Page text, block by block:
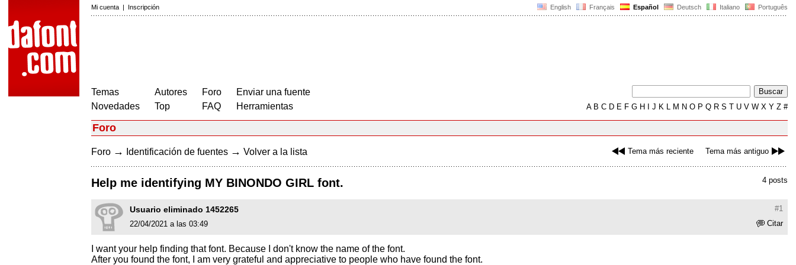
English Français Español Deutsch Italiano Português
Mi cuenta | Inscripción
Temas
Novedades
Autores
Top
Foro
FAQ
Enviar una fuente
Herramientas
AB C D E F G H J K L M N O P Q R S T U V W X Y Z #
Foro
Tema más reciente Tema más antiguo
Foro → Identificación de fuentes → Volver a la lista
4 posts
Help me identifying MY BINONDO GIRL font.
#1
Usuario eliminado 1452265
Citar
22/04/2021 a las 03:49
I want your help finding that font. Because I don't know the name of the font.
After you found the font, I am very grateful and appreciative to people who have found the font.